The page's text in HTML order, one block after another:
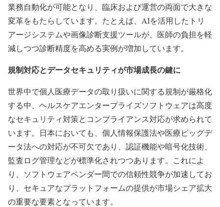
業務自動化が可能となり、臨床および運営の両面で大きな
変革をもたらしています。たとえば、AIを活用したトリ
アージシステムや画像診断支援ツールが、医師の負担を軽
減しつつ診断精度を高める実例が増加しています。
規制対応とデータセキュリティが市場成長の鍵に
世界中で個人医療データの取り扱いに関する規制が厳格化
する中、ヘルスケアエンタープライズソフトウェアは高度
なセキュリティ対策とコンプライアンス対応が求められて
います。日本においても、個人情報保護法や医療ビッグデ
ータ法への対応が不可欠であり、認証機能や暗号化技術、
監査ログ管理などが標準化されつつあります。これによ
り、ソフトウェアベンダー間での信頼性競争が加速してお
り、セキュアなプラットフォームの提供が市場シェア拡大
の重要な要素となっています。